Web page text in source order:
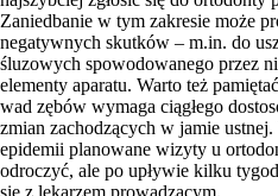
Zaniedbanie w tym zakresie może
negatywnych skutków – m.in. do
śluzowych spowodowanego przez
elementy aparatu. Warto też
wad zębów wymaga ciągłego
zmian zachodzących w jamie
epidemii planowane wizyty u
odroczyć, ale po upływie kilku
się z lekarzem prowadzącym.